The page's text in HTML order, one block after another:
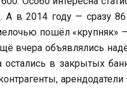
в 2014 году — сразу
пошёл «крупняк»
вчера объявлялись
в закрытых